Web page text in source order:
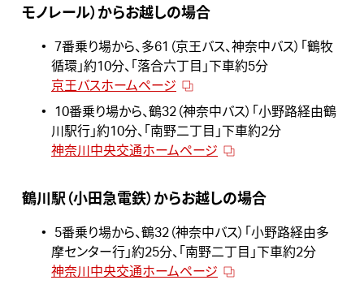
モノレール）からお越しの場合
7番乗り場から、多61（京王バス、神奈中バス）「鶴牧
循環」約10分、「落合六丁目」下車約5分
京王バスホームページ
10番乗り場から、鶴32（神奈中バス）「小野路経由鶴
川駅行」約10分、「南野二丁目」下車約2分
神奈川中央交通ホームページ
鶴川駅（小田急電鉄）からお越しの場合
5番乗り場から、鶴32（神奈中バス）「小野路経由多
摩センター行」約25分、「南野二丁目」下車約2分
神奈川中央交通ホームページ